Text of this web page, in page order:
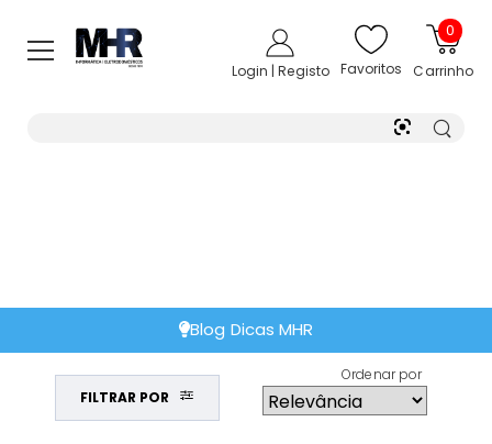
Login | Registo Favoritos
0
Carrinho
Blog Dicas MHR
FILTRAR POR
Ordenar por